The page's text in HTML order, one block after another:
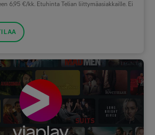
6,95 €/kk. Etuhinta Telian liittymäasiakkaille. Ei